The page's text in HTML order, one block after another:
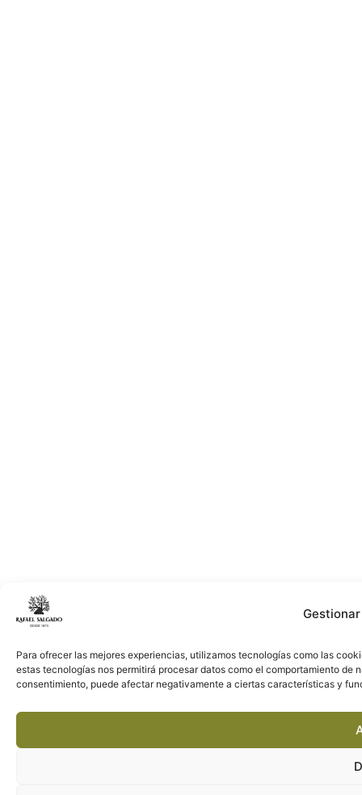
Para ofrecer las mejores experiencias, utilizamos tecnologías como las
estas tecnologías nos permitirá procesar datos como el comportamiento
consentimiento, puede afectar negativamente a ciertas características y